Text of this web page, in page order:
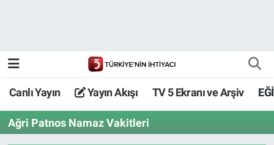
Canlı Yayın Yayın Akışı TV 5 Ekranı ve Arşiv
Ağri Patnos Namaz Vakitleri
TV 5 Ekranı ve Arşiv